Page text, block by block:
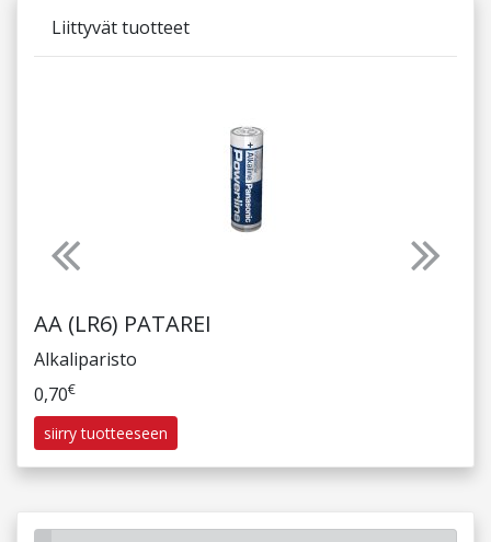
Liittyvät tuotteet
AA (LR6) PATAREI
Alkaliparisto
0,70€
siirry tuotteeseen
Previous Next